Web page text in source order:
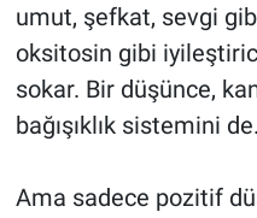
umut, şefkat, sevgi
oksitosin gibi
sokar. Bir düşünce,
bağışıklık sistemini
Ama sadece pozitif